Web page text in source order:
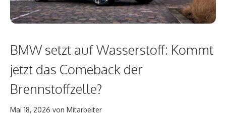
BMW setzt auf Wasserstoff: Kommt
jetzt das Comeback der
Brennstoffzelle?
Mai 18, 2026 von Mitarbeiter